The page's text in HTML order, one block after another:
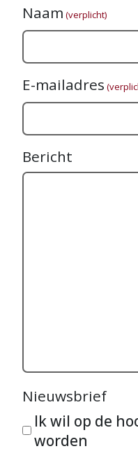
Naam (verplicht)
E-mailadres
Bericht
Nieuwsbrief
Ik wil op de
worden